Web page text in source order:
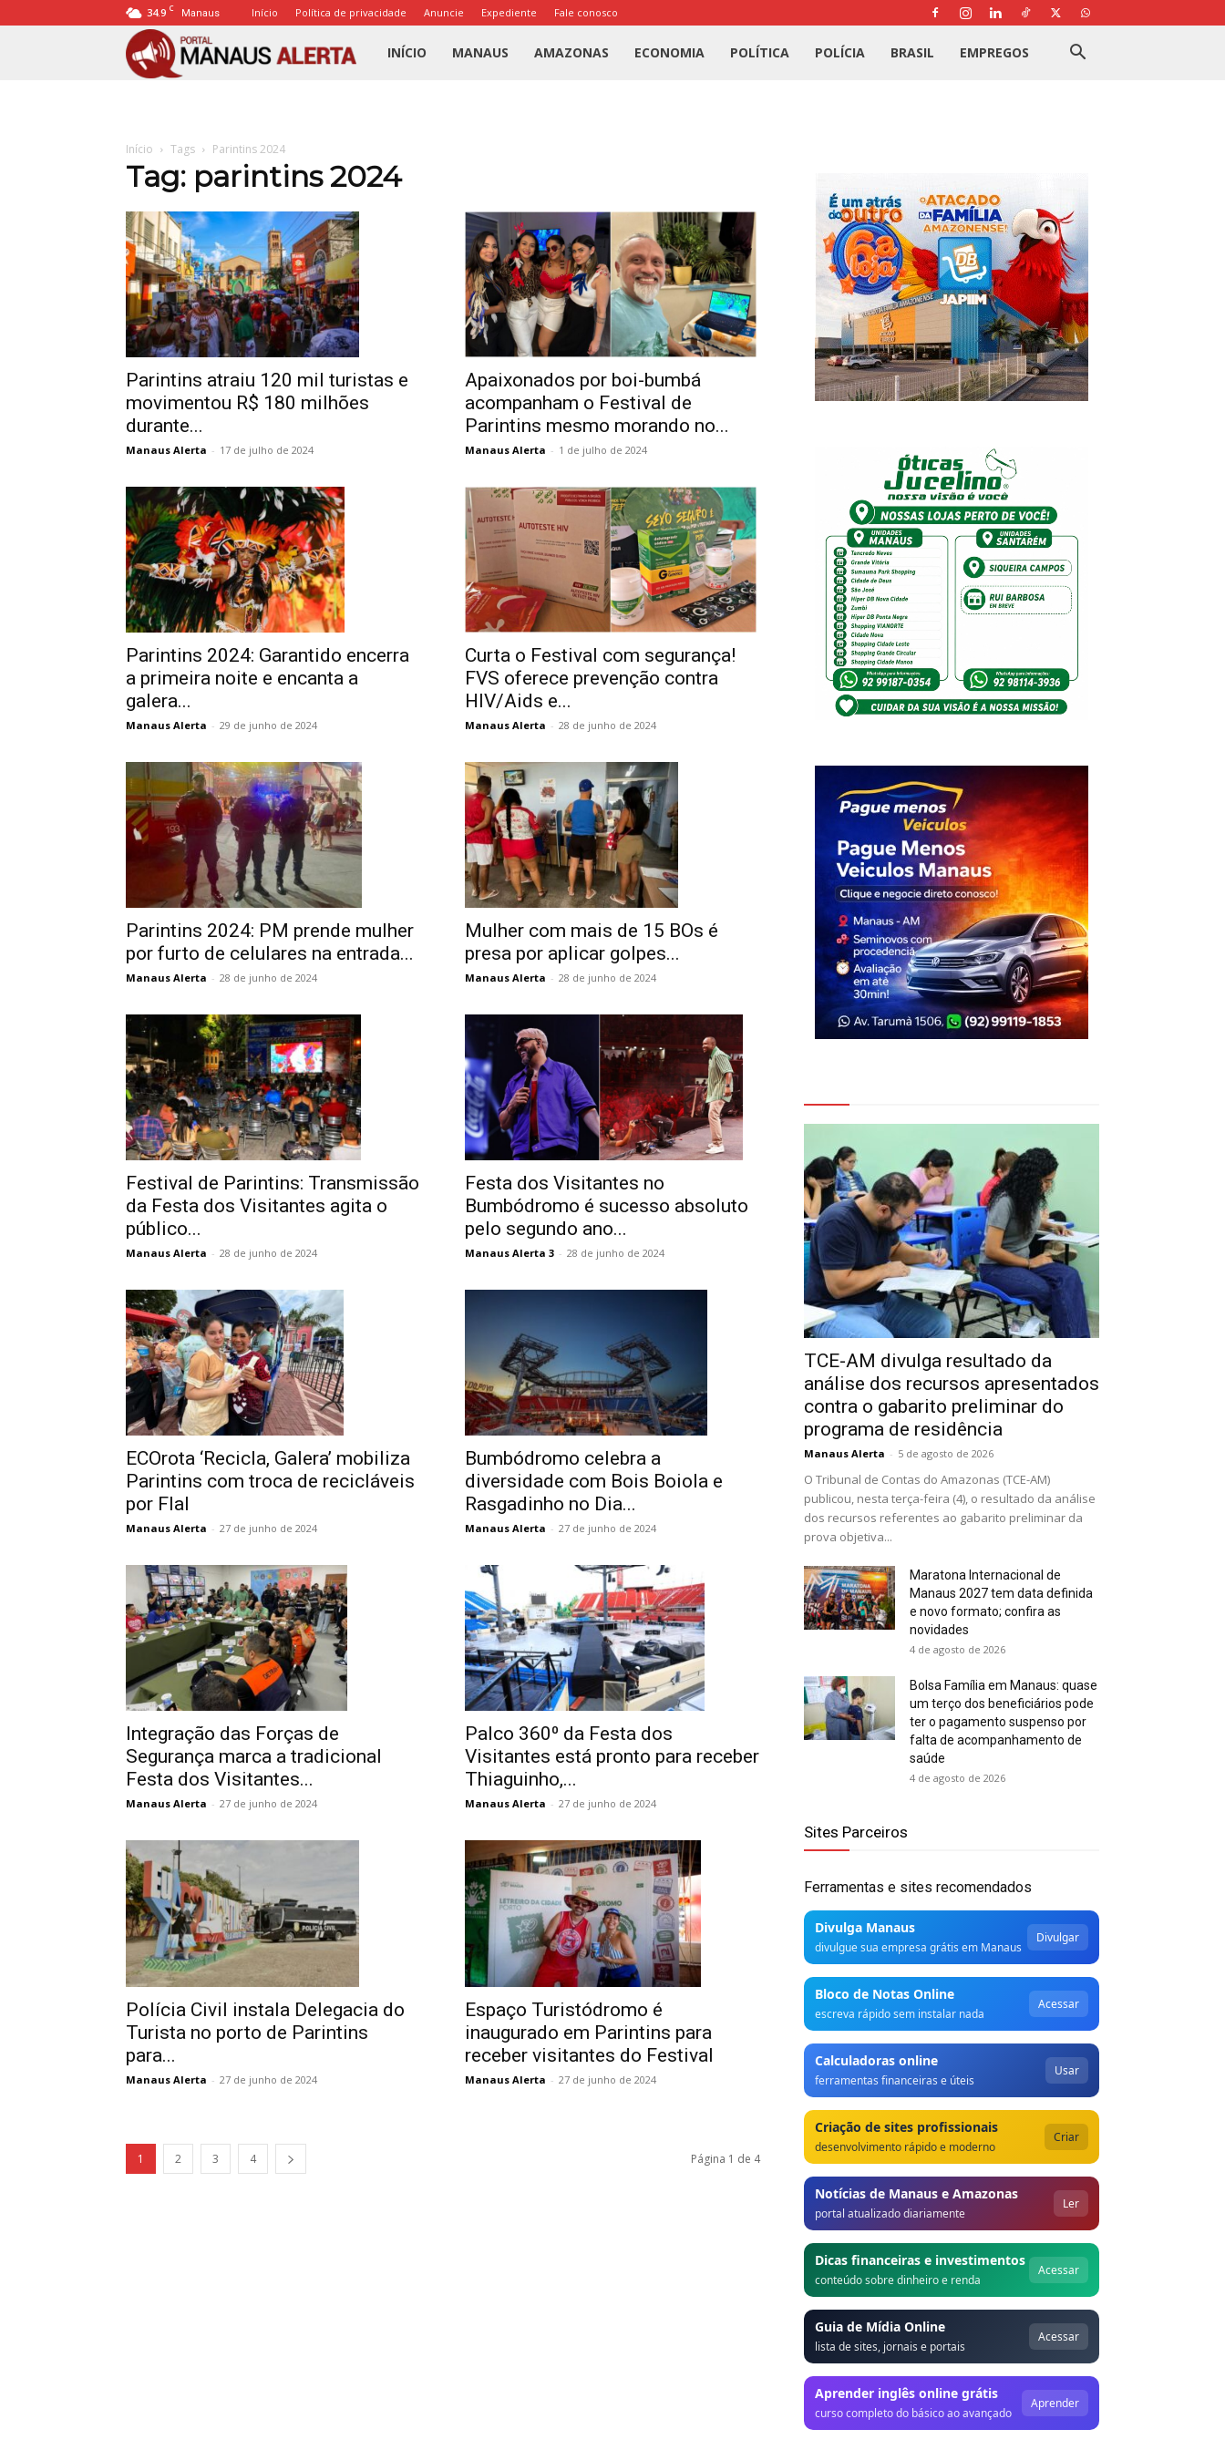
34.9 C Manaus Início Política de privacidade Anuncie Expediente Fale conosco
Portal
Alerta
INÍCIO MANAUS AMAZONAS ECONOMIA POLÍTICA POLÍCIA BRASIL EMPREGOS
Início Tags Parintins 2024
Tag: parintins 2024
Parintins atraiu 120 mil turistas e
movimentou R$ 180 milhões
durante...
Manaus Alerta - 17 de julho de 2024
Apaixonados por boi-bumbá
acompanham o Festival de
Parintins mesmo morando no...
Manaus Alerta - 1 de julho de 2024
Parintins 2024: Garantido encerra
a primeira noite e encanta a
galera...
Manaus Alerta - 29 de junho de 2024
Curta o Festival com segurança!
FVS oferece prevenção contra
HIV/Aids e...
Manaus Alerta - 28 de junho de 2024
Parintins 2024: PM prende mulher
por furto de celulares na entrada...
Manaus Alerta - 28 de junho de 2024
Mulher com mais de 15 BOs é
presa por aplicar golpes...
Manaus Alerta - 28 de junho de 2024
Festival de Parintins: Transmissão
da Festa dos Visitantes agita o
público...
Manaus Alerta - 28 de junho de 2024
Festa dos Visitantes no
Bumbódromo é sucesso absoluto
pelo segundo ano...
Manaus Alerta 3 - 28 de junho de 2024
ECOrota ‘Recicla, Galera’ mobiliza
Parintins com troca de recicláveis
por Flal
Manaus Alerta - 27 de junho de 2024
Bumbódromo celebra a
diversidade com Bois Boiola e
Rasgadinho no Dia...
Manaus Alerta - 27 de junho de 2024
Integração das Forças de
Segurança marca a tradicional
Festa dos Visitantes...
Manaus Alerta - 27 de junho de 2024
Palco 360⁰ da Festa dos
Visitantes está pronto para receber
Thiaguinho,...
Manaus Alerta - 27 de junho de 2024
Polícia Civil instala Delegacia do
Turista no porto de Parintins
para...
Manaus Alerta - 27 de junho de 2024
Espaço Turistódromo é
inaugurado em Parintins para
receber visitantes do Festival
Manaus Alerta - 27 de junho de 2024
1 2 3 4 Página 1 de 4
TCE-AM divulga resultado da
análise dos recursos apresentados
contra o gabarito preliminar do
programa de residência
Manaus Alerta - 5 de agosto de 2026
O Tribunal de Contas do Amazonas (TCE-AM)
publicou, nesta terça-feira (4), o resultado da análise
dos recursos referentes ao gabarito preliminar da
prova objetiva...
Maratona Internacional de
Manaus 2027 tem data definida
e novo formato; confira as
novidades
4 de agosto de 2026
Bolsa Família em Manaus: quase
um terço dos beneficiários pode
ter o pagamento suspenso por
falta de acompanhamento de
saúde
4 de agosto de 2026
Sites Parceiros
Ferramentas e sites recomendados
Divulga Manaus
divulgue sua empresa grátis em Manaus
Divulgar
Bloco de Notas Online
escreva rápido sem instalar nada
Acessar
Calculadoras online
ferramentas financeiras e úteis
Usar
Criação de sites profissionais
desenvolvimento rápido e moderno
Criar
Notícias de Manaus e Amazonas
portal atualizado diariamente
Ler
Dicas financeiras e investimentos
conteúdo sobre dinheiro e renda
Acessar
Guia de Mídia Online
lista de sites, jornais e portais
Acessar
Aprender inglês online grátis
curso completo do básico ao avançado
Aprender